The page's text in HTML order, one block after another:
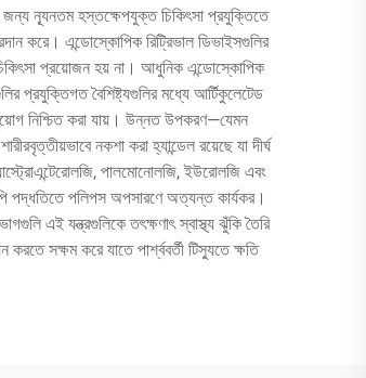
জন্য ন্যূনতম হস্তক্ষেপযুক্ত চিকিৎসা প্রযুক্তিতে
করে। এন্ডোস্কোপিক রিট্রিভাল ডিভাইসগুলির
প্রয়োজন হয় না। আধুনিক এন্ডোস্কোপিক
প্রযুক্তিগত বৈশিষ্ট্যগুলির মধ্যে আর্টিকুলেটেড
নিশ্চিত করা যায়। উন্নত উপকরণ—যেমন
নকশা করা হ্যান্ডেল রয়েছে যা দীর্ঘ
পালমোনোলজি, ইউরোলজি এবং
পদ্ধতিতে পলিপস অপসারণে অত্যন্ত কার্যকর।
এই যন্ত্রগুলিকে তৎক্ষণাৎ স্বাস্থ্য ঝুঁকি তৈরি
সক্ষম করে যাতে পার্শ্ববর্তী টিস্যুতে ক্ষতি